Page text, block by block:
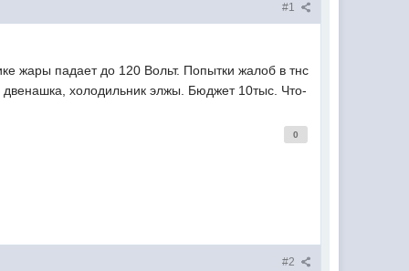
#1
жары падает до 120 Вольт. Попытки жалоб в тнс
двенашка, холодильник элжы. Бюджет 10тыс. Что-
0
#2